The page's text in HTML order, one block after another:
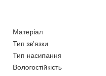
Матеріал
Тип зв'язки
Тип насипання
Вологостійкість